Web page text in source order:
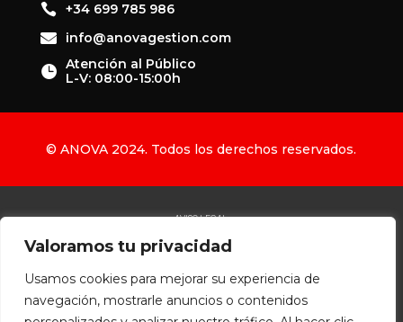
Valoramos tu privacidad
Usamos cookies para mejorar su experiencia de
navegación, mostrarle anuncios o contenidos
 +34 699 785 986

info@anovagestion.com
 Atención al Público
L-V: 08:00-15:00h
© ANOVA 2024. Todos los derechos reservados.
AVISO LEGAL
POLÍTICA DE PRIVACIDAD
POLÍTICA DE ACCESIBILIDAD
Diseñado por